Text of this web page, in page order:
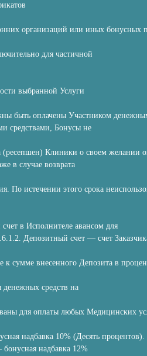
организаций или иных бонусных
для частичной
выбранной Услуги
быть оплачены Участником
средствами, Бонусы не
Клиники о своем желании
в случае возврата
По истечении этого срока
в Исполнителе авансом для
Депозитный счет — счет
сумме внесенного Депозита в
денежных средств на
для оплаты любых Медицинских
надбавка 10% (Десять процентов).
надбавка 12%